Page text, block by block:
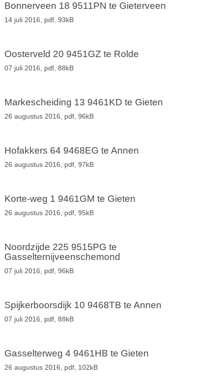
Bonnerveen 18 9511PN te Gieterveen
14 juli 2016, pdf, 93kB
Oosterveld 20 9451GZ te Rolde
07 juli 2016, pdf, 88kB
Markescheiding 13 9461KD te Gieten
26 augustus 2016, pdf, 96kB
Hofakkers 64 9468EG te Annen
26 augustus 2016, pdf, 97kB
Korte-weg 1 9461GM te Gieten
26 augustus 2016, pdf, 95kB
Noordzijde 225 9515PG te
Gasselternijveenschemond
07 juli 2016, pdf, 96kB
Spijkerboorsdijk 10 9468TB te Annen
07 juli 2016, pdf, 88kB
Gasselterweg 4 9461HB te Gieten
26 augustus 2016, pdf, 102kB